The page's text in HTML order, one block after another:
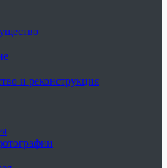
и реконструкция